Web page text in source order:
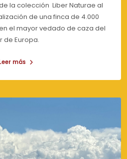
la colección Liber Naturae al
de una finca de 4.000
el mayor vedado de caza del
de Europa.
más